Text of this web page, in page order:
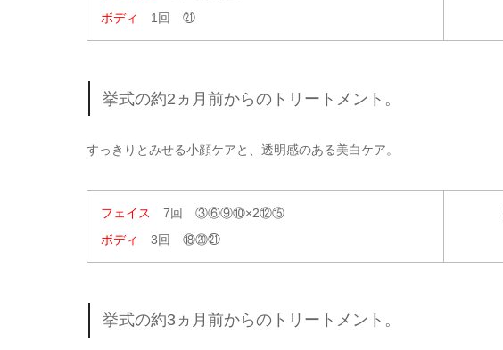
ボディ
1回 ㉑
挙式の約2ヵ月前からのトリートメント。
すっきりとみせる小顔ケアと、透明感のある美白ケア。
フェイス
7回 ③⑥⑨⑩×2⑫⑮
ボディ
3回 ⑱⑳㉑
挙式の約3ヵ月前からのトリートメント。